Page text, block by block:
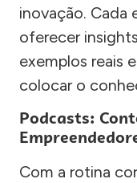
inovação. Cada
oferecer
exemplos reais
colocar o
Podcasts:
Com a rotina